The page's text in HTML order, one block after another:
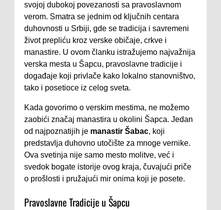
svojoj dubokoj povezanosti sa pravoslavnom
verom. Smatra se jednim od ključnih centara
duhovnosti u Srbiji, gde se tradicija i savremeni
život prepliću kroz verske običaje, crkve i
manastire. U ovom članku istražujemo najvažnija
verska mesta u Šapcu, pravoslavne tradicije i
događaje koji privlače kako lokalno stanovništvo,
tako i posetioce iz celog sveta.
Kada govorimo o verskim mestima, ne možemo
zaobići značaj manastira u okolini Šapca. Jedan
od najpoznatijih je manastir Šabac, koji
predstavlja duhovno utočište za mnoge vernike.
Ova svetinja nije samo mesto molitve, već i
svedok bogate istorije ovog kraja, čuvajući priče
o prošlosti i pružajući mir onima koji je posete.
Pravoslavne Tradicije u Šapcu